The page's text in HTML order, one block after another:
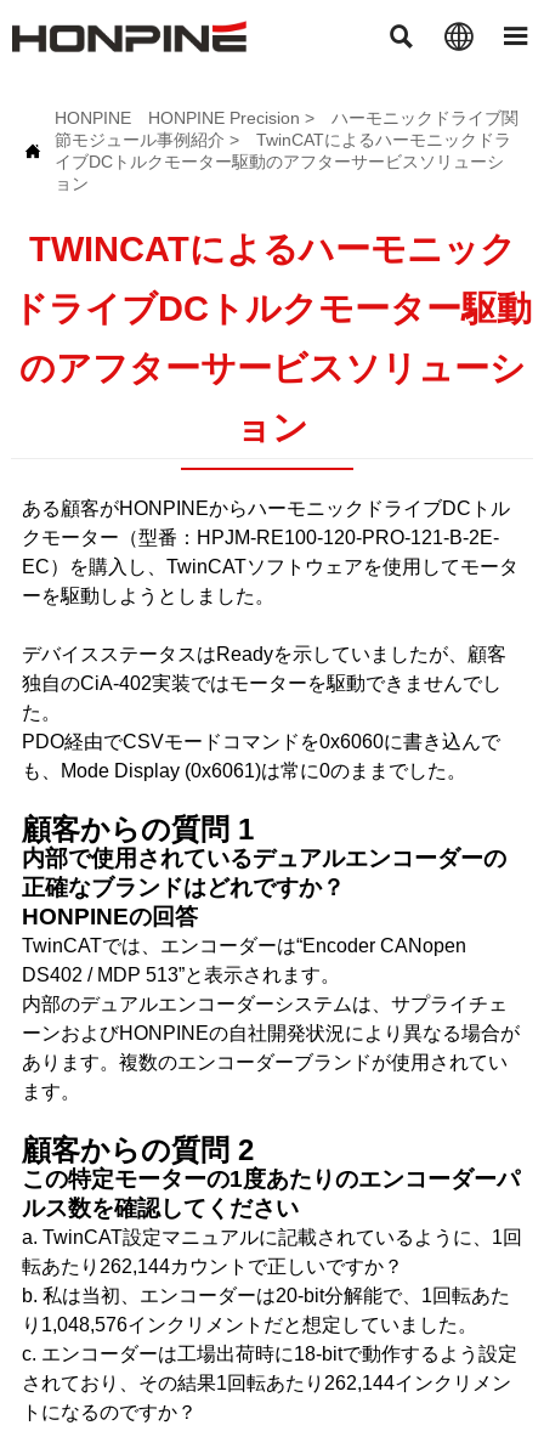
  

HONPINE HONPINE Precision >
ハーモニックドライブ関
節モジュール事例紹介 >
TwinCATによるハーモニックドラ
イブDCトルクモーター駆動のアフターサービスソリューシ
ョン
TWINCATによるハーモニック
ドライブDCトルクモーター駆動
のアフターサービスソリューシ
ョン
ある顧客がHONPINEからハーモニックドライブDCトル
クモーター（型番：HPJM-RE100-120-PRO-121-B-2E-
EC）を購入し、TwinCATソフトウェアを使用してモータ
ーを駆動しようとしました。
デバイスステータスはReadyを示していましたが、顧客
独自のCiA-402実装ではモーターを駆動できませんでし
た。
PDO経由でCSVモードコマンドを0x6060に書き込んで
も、Mode Display (0x6061)は常に0のままでした。
顧客からの質問 1
内部で使用されているデュアルエンコーダーの
正確なブランドはどれですか？
HONPINEの回答
TwinCATでは、エンコーダーは“Encoder CANopen
DS402 / MDP 513”と表示されます。
内部のデュアルエンコーダーシステムは、サプライチェ
ーンおよびHONPINEの自社開発状況により異なる場合が
あります。複数のエンコーダーブランドが使用されてい
ます。
顧客からの質問 2
この特定モーターの1度あたりのエンコーダーパ
ルス数を確認してください
a. TwinCAT設定マニュアルに記載されているように、1回
転あたり262,144カウントで正しいですか？
b. 私は当初、エンコーダーは20-bit分解能で、1回転あた
り1,048,576インクリメントだと想定していました。
c. エンコーダーは工場出荷時に18-bitで動作するよう設定
されており、その結果1回転あたり262,144インクリメン
トになるのですか？